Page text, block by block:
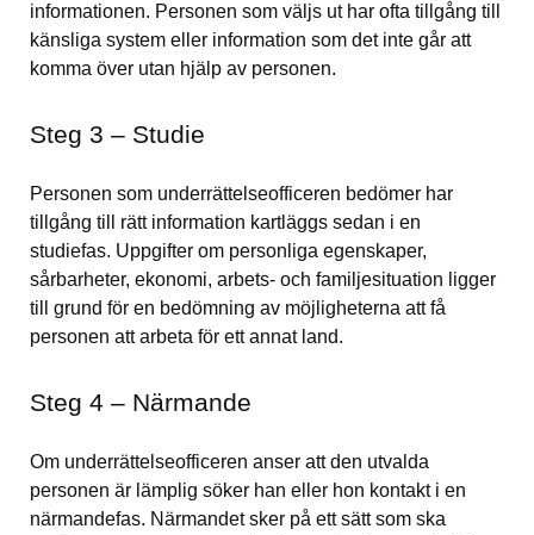
informationen. Personen som väljs ut har ofta tillgång till
känsliga system eller information som det inte går att
komma över utan hjälp av personen.
Steg 3 – Studie
Personen som underrättelseofficeren bedömer har
tillgång till rätt information kartläggs sedan i en
studiefas. Uppgifter om personliga egenskaper,
sårbarheter, ekonomi, arbets- och familjesituation ligger
till grund för en bedömning av möjligheterna att få
personen att arbeta för ett annat land.
Steg 4 – Närmande
Om underrättelseofficeren anser att den utvalda
personen är lämplig söker han eller hon kontakt i en
närmandefas. Närmandet sker på ett sätt som ska